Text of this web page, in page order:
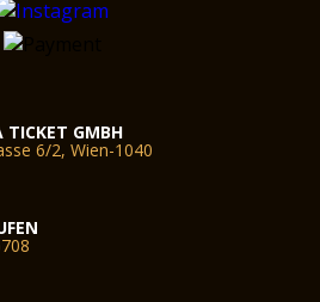
TICKET GMBH
6/2, Wien-1040